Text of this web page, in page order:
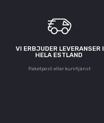
VI ERBJUDER LEVERANSER I
HELA ESTLAND
Paketpost eller kurirtjänst